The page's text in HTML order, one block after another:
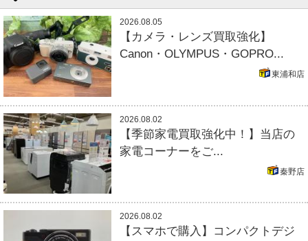
2026.08.05
【カメラ・レンズ買取強化】
Canon・OLYMPUS・GOPRO...
東浦和店
2026.08.02
【季節家電買取強化中！】当店の
家電コーナーをご...
秦野店
2026.08.02
【スマホで購入】コンパクトデジ